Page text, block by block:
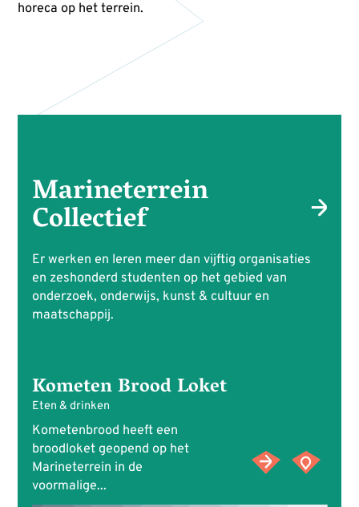
horeca op het terrein.
Marineterrein
Collectief
Er werken en leren meer dan vijftig organisaties
en zeshonderd studenten op het gebied van
onderzoek, onderwijs, kunst & cultuur en
maatschappij.
Kometen Brood Loket
Eten & drinken
Kometenbrood heeft een
broodloket geopend op het
Marineterrein in de
voormalige...